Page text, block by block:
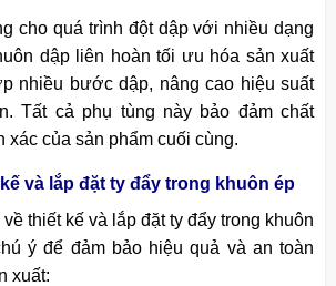
cho quá trình đột dập với nhiều dạng
dập liên hoàn tối ưu hóa sản xuất
nhiều bước dập, nâng cao hiệu suất
Tất cả phụ tùng này bảo đảm chất
xác của sản phẩm cuối cùng.
và lắp đặt ty đẩy trong khuôn ép
thiết kế và lắp đặt ty đẩy trong khuôn
ý để đảm bảo hiệu quả và an toàn
xuất: